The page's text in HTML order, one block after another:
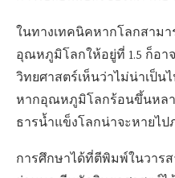
ในทางเทคนิคหากโลกสามา
อุณหภูมิโลกให้อยู่ที่ 1.5 ก็อ
วิทยศาสตร์เห็นว่าไม่น่าเป็น
หากอุณหภูมิโลกร้อนขึ้นหลา
ธารน้ำแข็งโลกน่าจะหายไป
การศึกษาได้ที่ตีพิมพ์ในวารส